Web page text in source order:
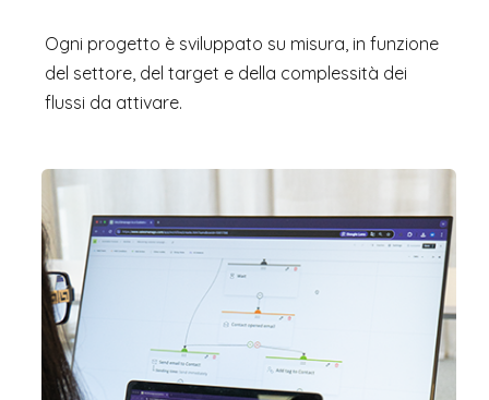
Ogni progetto è sviluppato su misura, in funzione
del settore, del target e della complessità dei
flussi da attivare.